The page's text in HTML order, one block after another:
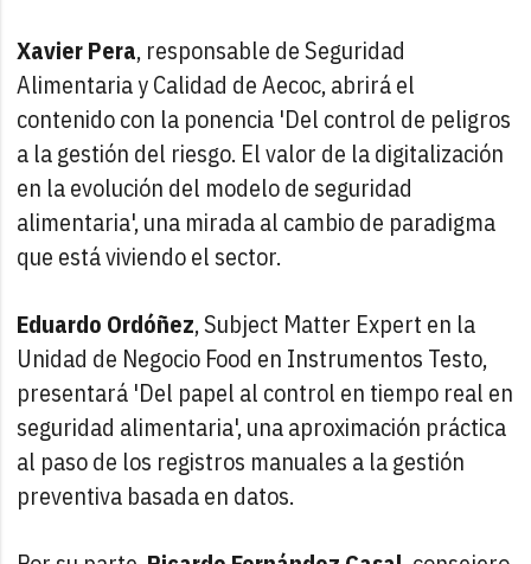
Xavier Pera, responsable de Seguridad
Alimentaria y Calidad de Aecoc, abrirá el
contenido con la ponencia 'Del control de peligros
a la gestión del riesgo. El valor de la digitalización
en la evolución del modelo de seguridad
alimentaria', una mirada al cambio de paradigma
que está viviendo el sector.
Eduardo Ordóñez, Subject Matter Expert en la
Unidad de Negocio Food en Instrumentos Testo,
presentará 'Del papel al control en tiempo real en
seguridad alimentaria', una aproximación práctica
al paso de los registros manuales a la gestión
preventiva basada en datos.